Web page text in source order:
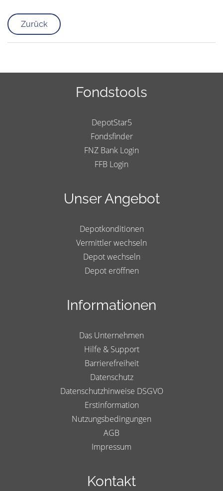
Zurück
Fondstools
DepotStar5
Fondsfinder
FNZ Bank Login
FFB Login
Unser Angebot
Depotkonditionen
Vermittler wechseln
Depot wechseln
Depot eröffnen
Informationen
Das Unternehmen
Hilfe & Support
Barrierefreiheit
Datenschutz
Datenschutzhinweise DSGVO
Erstinformation
Nutzungsbedingungen
AGB
Impressum
Kontakt